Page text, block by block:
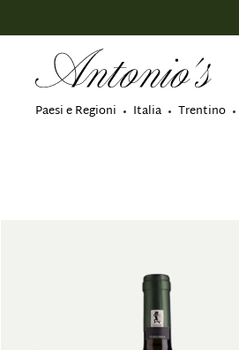
Paesi e Regioni Italia Trentino